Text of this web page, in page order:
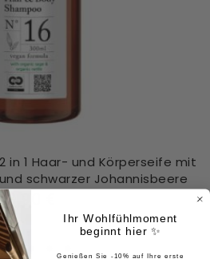
in 1 Haar- und Körperseife mit
schwarzer Johannisbeere
8,90 €
Ihr Wohlfühlmoment
beginnt hier ✨
Genießen Sie -10% auf Ihre erste